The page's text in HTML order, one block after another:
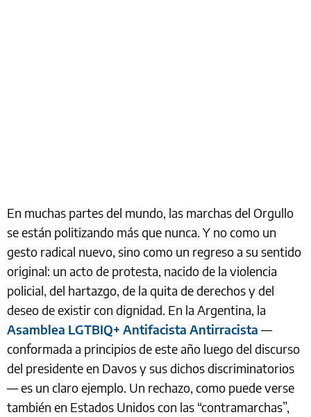
En muchas partes del mundo, las marchas del Orgullo
se están politizando más que nunca. Y no como un
gesto radical nuevo, sino como un regreso a su sentido
original: un acto de protesta, nacido de la violencia
policial, del hartazgo, de la quita de derechos y del
deseo de existir con dignidad. En la Argentina, la
Asamblea LGTBIQ+ Antifacista Antirracista —
conformada a principios de este año luego del discurso
del presidente en Davos y sus dichos discriminatorios
— es un claro ejemplo. Un rechazo, como puede verse
también en Estados Unidos con las “contramarchas”,